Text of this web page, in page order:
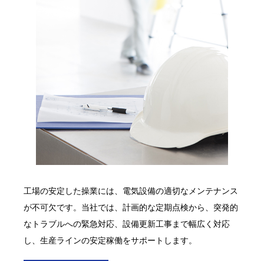
工場の安定した操業には、電気設備の適切なメンテナンス
が不可欠です。当社では、計画的な定期点検から、突発的
なトラブルへの緊急対応、設備更新工事まで幅広く対応
し、生産ラインの安定稼働をサポートします。